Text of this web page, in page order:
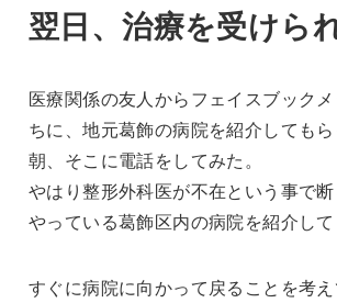
翌日、治療を受けら
医療関係の友人からフェイスブック
ちに、地元葛飾の病院を紹介しても
朝、そこに電話をしてみた。
やはり整形外科医が不在という事で
やっている葛飾区内の病院を紹介して
すぐに病院に向かって戻ることを考